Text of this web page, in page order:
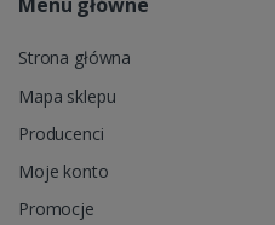
Strona główna
Mapa sklepu
Producenci
Moje konto
Promocje